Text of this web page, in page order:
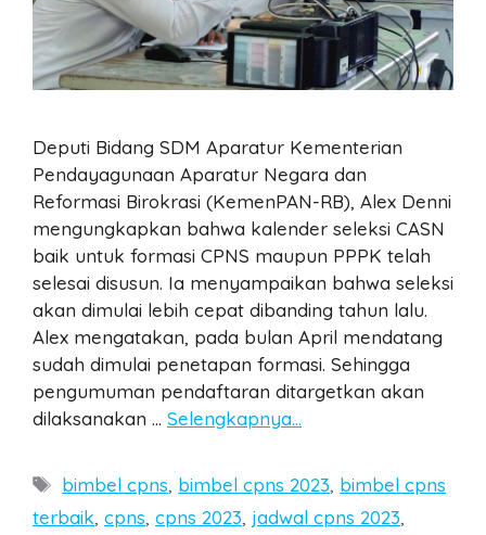
Deputi Bidang SDM Aparatur Kementerian
Pendayagunaan Aparatur Negara dan
Reformasi Birokrasi (KemenPAN-RB), Alex Denni
mengungkapkan bahwa kalender seleksi CASN
baik untuk formasi CPNS maupun PPPK telah
selesai disusun. Ia menyampaikan bahwa seleksi
akan dimulai lebih cepat dibanding tahun lalu.
Alex mengatakan, pada bulan April mendatang
sudah dimulai penetapan formasi. Sehingga
pengumuman pendaftaran ditargetkan akan
dilaksanakan … Selengkapnya…
Tags
bimbel cpns, bimbel cpns 2023, bimbel cpns
terbaik, cpns, cpns 2023, jadwal cpns 2023,